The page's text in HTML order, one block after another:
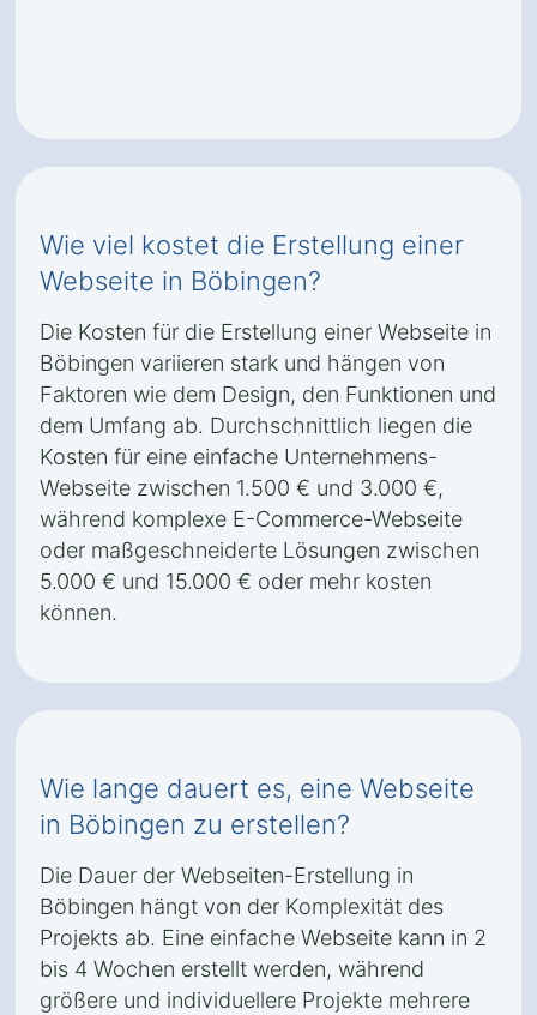
Wie viel kostet die Erstellung einer
Webseite in Böbingen?
Die Kosten für die Erstellung einer Webseite in
Böbingen variieren stark und hängen von
Faktoren wie dem Design, den Funktionen und
dem Umfang ab. Durchschnittlich liegen die
Kosten für eine einfache Unternehmens-
Webseite zwischen 1.500 € und 3.000 €,
während komplexe E-Commerce-Webseite
oder maßgeschneiderte Lösungen zwischen
5.000 € und 15.000 € oder mehr kosten
können.
Wie lange dauert es, eine Webseite
in Böbingen zu erstellen?
Die Dauer der Webseiten-Erstellung in
Böbingen hängt von der Komplexität des
Projekts ab. Eine einfache Webseite kann in 2
bis 4 Wochen erstellt werden, während
größere und individuellere Projekte mehrere